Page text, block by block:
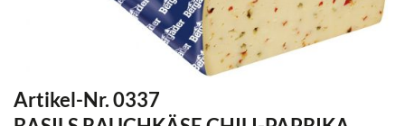
Artikel-Nr. 0337